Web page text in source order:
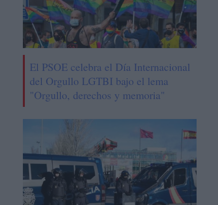
El PSOE celebra el Día Internacional
del Orgullo LGTBI bajo el lema
"Orgullo, derechos y memoria"